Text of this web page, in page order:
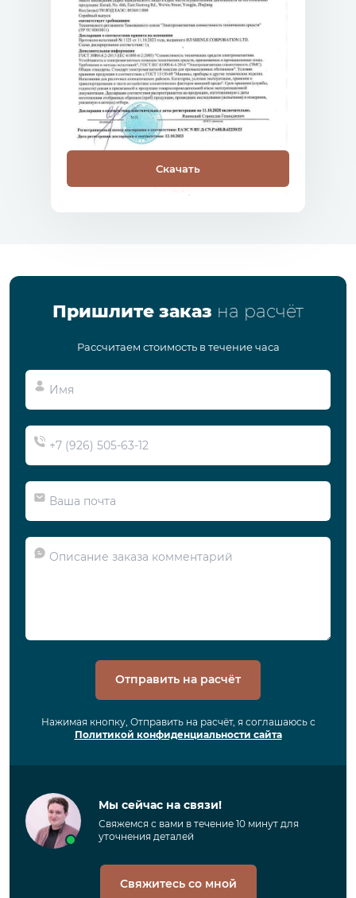
Скачать
Пришлите заказ на расчёт
Рассчитаем стоимость в течение часа
Отправить на расчёт
Нажимая кнопку, Отправить на расчёт, я соглашаюсь с
Политикой конфиденциальности сайта
Мы сейчас на связи!
Свяжемся с вами в течение 10 минут для
уточнения деталей
Свяжитесь со мной